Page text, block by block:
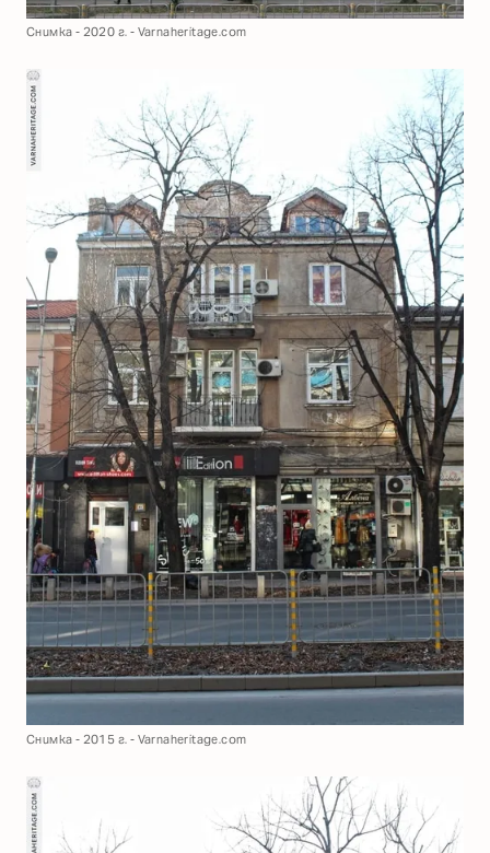
Снимка - 2020 г. - Varnaheritage.com
Снимка - 2015 г. - Varnaheritage.com